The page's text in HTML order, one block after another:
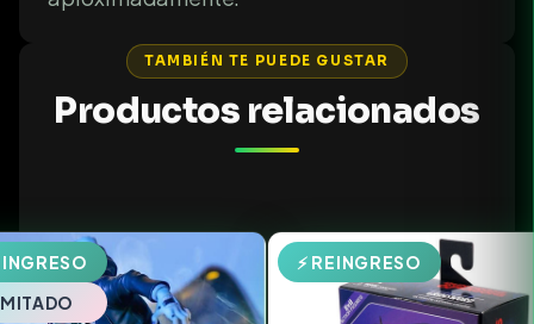
TAMBIÉN TE PUEDE GUSTAR
Productos relacionados
⚡ REINGRESO